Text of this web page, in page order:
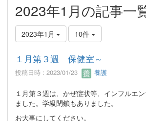
2023年1月の記事一
2023年1月 10件
１月第３週 保健室～
投稿日時 : 2023/01/23 養護
１月第３週は、かぜ症状等、インフルエ
ました。学級閉鎖もありました。
お大事にしてください。